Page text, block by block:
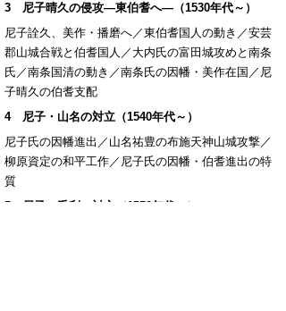
3 尼子晴久の侵攻―東伯耆へ―（1530年代～）
尼子詮久、美作・播磨へ／東伯耆国人の動き／安芸
郡山城合戦と伯耆国人／大内氏の富田城攻めと南条
氏／南条国清の動き／南条氏の因幡・美作在国／尼
子晴久の伯耆支配
4 尼子・山名の対立（1540年代～）
尼子氏の因幡進出／山名祐豊の布施天神山城攻撃／
柳原資定の和平工作／尼子氏の因幡・伯耆進出の特
質
5 尼子・毛利の対立（1550年代～）